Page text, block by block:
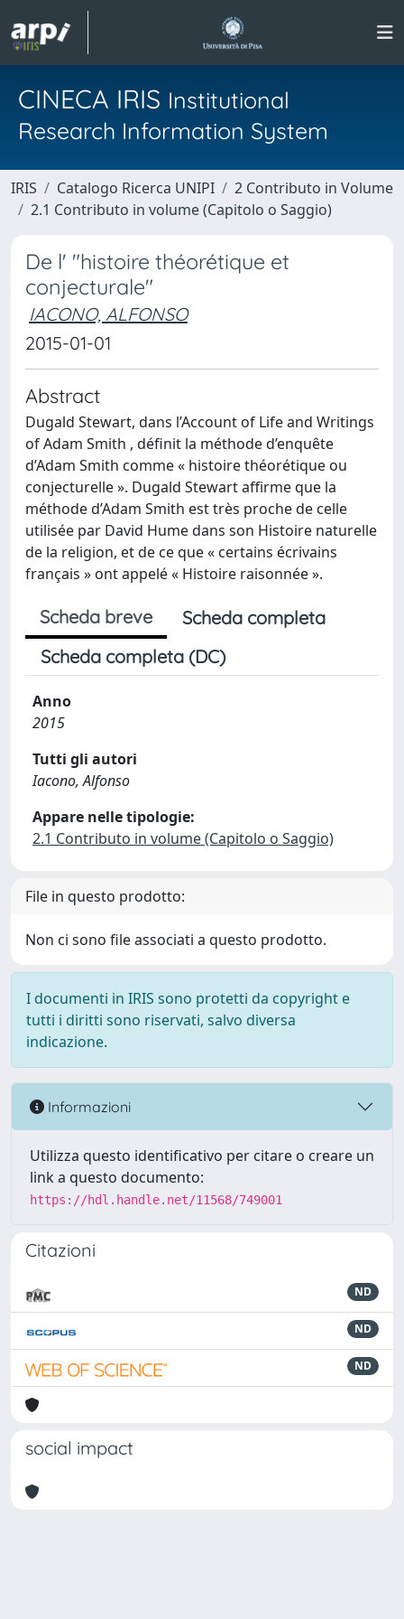
CINECA IRIS Institutional
Research Information System
IRIS Catalogo Ricerca UNIPI
2 Contributo in Volume
2.1 Contributo in volume (Capitolo o Saggio)
De l' "histoire théorétique et
conjecturale"
IACONO, ALFONSO
2015-01-01
Abstract
Dugald Stewart, dans l’Account of Life and Writings
of Adam Smith , définit la méthode d’enquête
d’Adam Smith comme « histoire théorétique ou
conjecturelle ». Dugald Stewart affirme que la
méthode d’Adam Smith est très proche de celle
utilisée par David Hume dans son Histoire naturelle
de la religion, et de ce que « certains écrivains
français » ont appelé « Histoire raisonnée ».
Scheda breve
Scheda completa
Scheda completa (DC)
Anno
2015
Tutti gli autori
Iacono, Alfonso
Appare nelle tipologie:
2.1 Contributo in volume (Capitolo o Saggio)
File in questo prodotto:
Non ci sono file associati a questo prodotto.
I documenti in IRIS sono protetti da copyright e
tutti i diritti sono riservati, salvo diversa
indicazione.
Informazioni
Utilizza questo identificativo per citare o creare un
link a questo documento:
https://hdl.handle.net/11568/749001
Citazioni
ND
ND
ND
social impact